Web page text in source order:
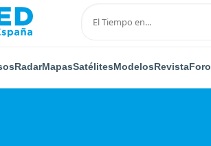
RadarMapasSatélitesModelosRevistaForo